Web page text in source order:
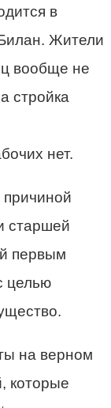
в
Жители
вообще не
стройка
нет.
старшей
первым
целью
на верном
которые